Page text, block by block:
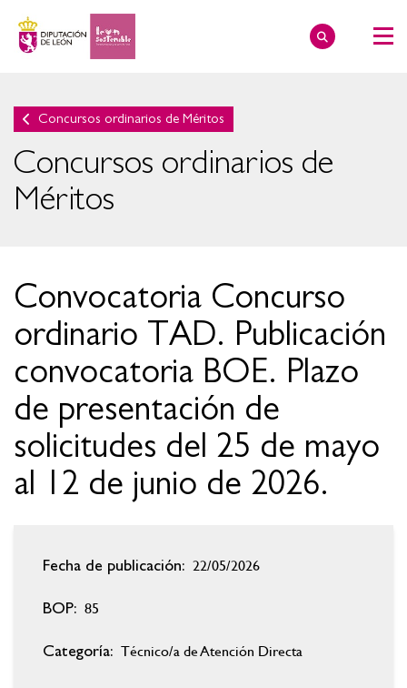
Concursos ordinarios de Méritos
Concursos ordinarios de
Méritos
Convocatoria Concurso
ordinario TAD. Publicación
convocatoria BOE. Plazo
de presentación de
solicitudes del 25 de mayo
al 12 de junio de 2026.
Fecha de publicación: 22/05/2026
BOP: 85
Categoría: Técnico/a de Atención Directa